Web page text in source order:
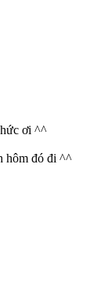
ơi ^^
hôm đó đi ^^